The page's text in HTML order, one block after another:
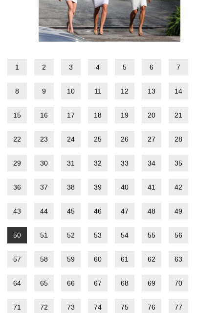
1 2 3 4 5 6 7
8 9 10 11 12 13 14
15 16 17 18 19 20 21
22 23 24 25 26 27 28
29 30 31 32 33 34 35
36 37 38 39 40 41 42
43 44 45 46 47 48 49
50 51 52 53 54 55 56
57 58 59 60 61 62 63
64 65 66 67 68 69 70
71 72 73 74 75 76 77